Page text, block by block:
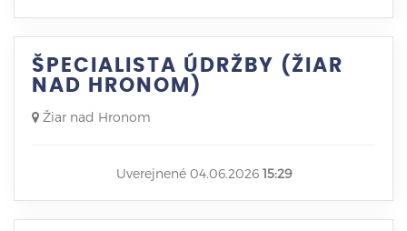
ŠPECIALISTA ÚDRŽBY (ŽIAR
NAD HRONOM)
Žiar nad Hronom
Uverejnené 04.06.2026 15:29